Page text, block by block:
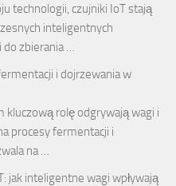
technologii, czujniki IoT stają
inteligentnych
do zbierania …
i dojrzewania w
rolę odgrywają wagi i
procesy fermentacji i
na …
jak inteligentne wagi wpływają